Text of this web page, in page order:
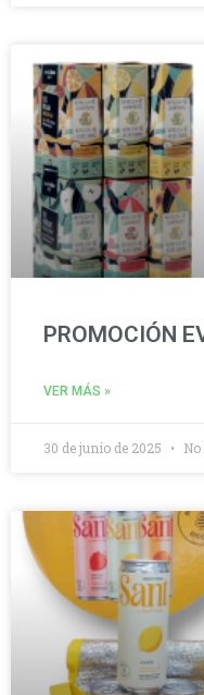
PROMOCIÓN
VER MÁS »
30 de junio de 2025